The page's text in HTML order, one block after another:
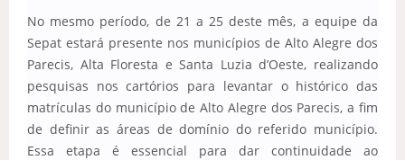
No mesmo período, de 21 a 25 deste mês, a equipe da
Sepat estará presente nos municípios de Alto Alegre dos
Parecis, Alta Floresta e Santa Luzia d’Oeste, realizando
pesquisas nos cartórios para levantar o histórico das
matrículas do município de Alto Alegre dos Parecis, a fim
de definir as áreas de domínio do referido município.
Essa etapa é essencial para dar continuidade ao